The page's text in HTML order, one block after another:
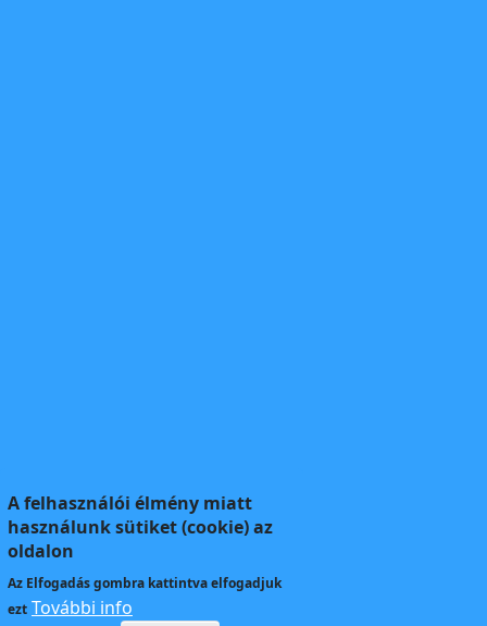
A felhasználói élmény miatt
használunk sütiket (cookie) az
oldalon
Az Elfogadásgombra kattintva elfogadjuk
ezt További info